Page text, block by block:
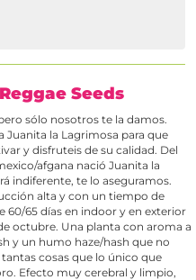
Seeds
sólo nosotros te la damos.
Juanita la Lagrimosa para que
y disfruteis de su calidad. Del
afgana nació Juanita la
indiferente, te lo aseguramos.
alta y con un tiempo de
65 días en indoor y en exterior
octubre. Una planta con aroma a
y un humo haze/hash que no
cosas que lo único que
Efecto muy cerebral y limpio,